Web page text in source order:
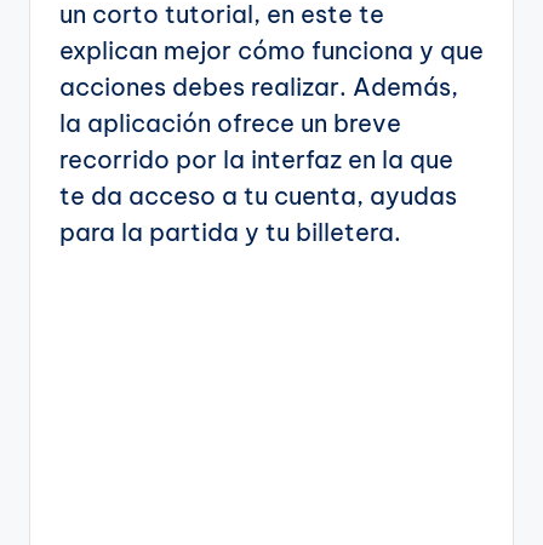
un corto tutorial, en este te
explican mejor cómo funciona y que
acciones debes realizar. Además,
la aplicación ofrece un breve
recorrido por la interfaz en la que
te da acceso a tu cuenta, ayudas
para la partida y tu billetera.